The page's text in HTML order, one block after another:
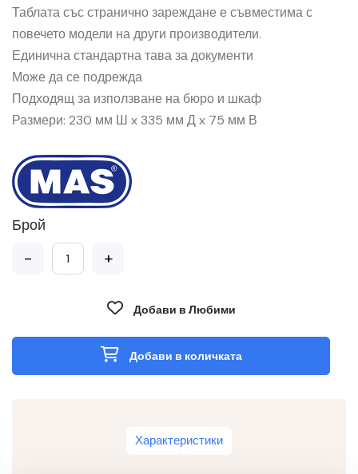
Таблата със странично зареждане е съвместима с
повечето модели на други производители.
Единична стандартна тава за документи
Може да се подрежда
Подходящ за използване на бюро и шкаф
Размери: 230 мм Ш x 335 мм Д x 75 мм В
Брой
- +
Добави в Любими
Добави в количката
Характеристики